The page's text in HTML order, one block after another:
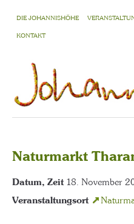
DIE JOHANNISHÖHE
KONTAKT
Naturmarkt
Datum, Zeit18. November
Veranstaltungsort